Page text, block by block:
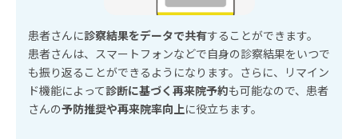
患者さんに診察結果をデータで共有することができます。
患者さんは、スマートフォンなどで自身の診察結果をいつで
も振り返ることができるようになります。さらに、リマイン
ド機能によって診断に基づく再来院予約も可能なので、患者
さんの予防推奨や再来院率向上に役立ちます。